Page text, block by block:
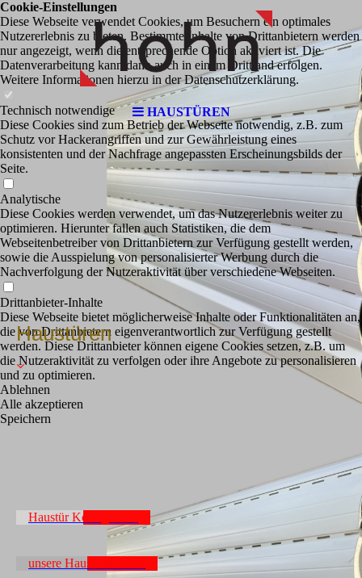
HAUSTÜREN
Haustüren
Haustür Konfigurator
unsere Haustürmodelle
Cookie-Einstellungen
Diese Webseite verwendet Cookies, um Besuchern ein optimales
Nutzererlebnis zu bieten. Bestimmte Inhalte von Drittanbietern werden
nur angezeigt, wenn die entsprechende Option aktiviert ist. Die
Datenverarbeitung kann dann auch in einem Drittland erfolgen.
Weitere Informationen hierzu in der Datenschutzerklärung.
Technisch notwendige
Diese Cookies sind zum Betrieb der Webseite notwendig, z.B. zum
Schutz vor Hackerangriffen und zur Gewährleistung eines
konsistenten und der Nachfrage angepassten Erscheinungsbilds der
Seite.
Analytische
Diese Cookies werden verwendet, um das Nutzererlebnis weiter zu
optimieren. Hierunter fallen auch Statistiken, die dem
Webseitenbetreiber von Drittanbietern zur Verfügung gestellt werden,
sowie die Ausspielung von personalisierter Werbung durch die
Nachverfolgung der Nutzeraktivität über verschiedene Webseiten.
Drittanbieter-Inhalte
Diese Webseite bietet möglicherweise Inhalte oder Funktionalitäten an,
die von Drittanbietern eigenverantwortlich zur Verfügung gestellt
werden. Diese Drittanbieter können eigene Cookies setzen, z.B. um
die Nutzeraktivität zu verfolgen oder ihre Angebote zu personalisieren
und zu optimieren.
Ablehnen
Alle akzeptieren
Speichern